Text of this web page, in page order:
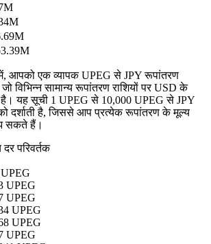
आपको एक व्यापक UPEG से JPY रूपांतरण
जो विभिन्न सामान्य रूपांतरण राशियों पर USD के
है। यह सूची 1 UPEG से 10,000 UPEG से JPY
दर्शाती है, जिससे आप प्रत्येक रूपांतरण के मूल्य
सकते हैं।
परिवर्तक
UPEG
UPEG
UPEG
UPEG
UPEG